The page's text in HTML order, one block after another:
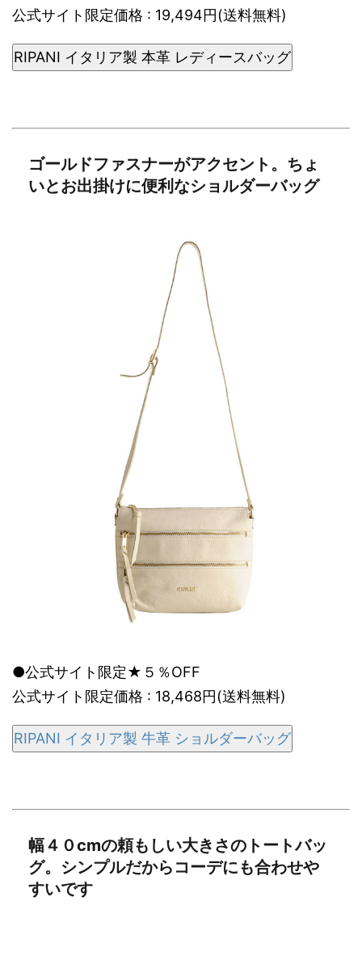
公式サイト限定価格 : 19,494円(送料無料)
RIPANI イタリア製 本革 レディースバッグ
ゴールドファスナーがアクセント。ちょ
いとお出掛けに便利なショルダーバッグ
●公式サイト限定★５％OFF
公式サイト限定価格 : 18,468円(送料無料)
RIPANI イタリア製 牛革 ショルダーバッグ
幅４０cmの頼もしい大きさのトートバッ
グ。シンプルだからコーデにも合わせや
すいです